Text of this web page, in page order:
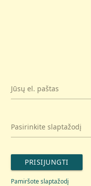
Jūsų el. paštas
Pasirinkite slaptažodį
PRISIJUNGTI
Pamiršote slaptažodį